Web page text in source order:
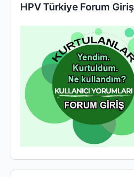
HPV Türkiye Forum Giriş